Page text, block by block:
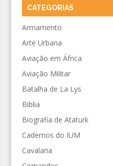
CATEGORIAS
Armamento
Arte Urbana
Aviação em África
Aviação Militar
Batalha de La Lys
Biblia
Biografia de Ataturk
Cadernos do IUM
Cavalaria